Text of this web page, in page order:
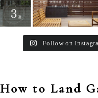
Follow on
How to Land